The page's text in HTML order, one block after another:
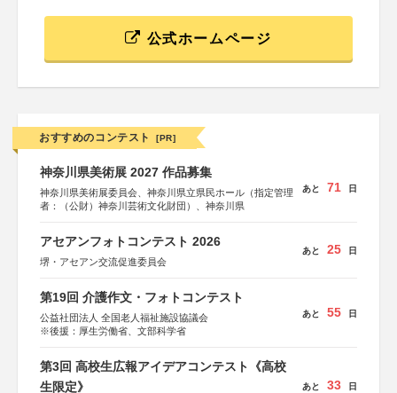
公式ホームページ
おすすめのコンテスト [PR]
神奈川県美術展 2027 作品募集
神奈川県美術展委員会、神奈川県立県民ホール（指定管理
者：（公財）神奈川芸術文化財団）、神奈川県
あと 71 日
アセアンフォトコンテスト 2026
堺・アセアン交流促進委員会
あと 25 日
第19回 介護作文・フォトコンテスト
公益社団法人 全国老人福祉施設協議会
※後援：厚生労働省、文部科学省
あと 55 日
第3回 高校生広報アイデアコンテスト《高校
生限定》
あと 33 日